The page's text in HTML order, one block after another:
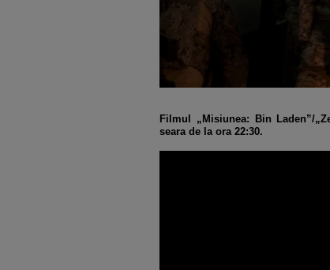
Filmul „Misiunea: Bin Laden”/
seara de la ora 22:30.